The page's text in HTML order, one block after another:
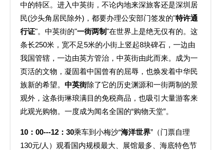
中的特区。进入中英街，不论内地来深旅客还是深圳居
民(沙头角居民除外)，都要办理公安部门签发的"特许通
行证"。中英街的"一街两制"在世界上是绝无仅有的。这
条长250米，宽不足5米的小街上竖起8块碑石，一边由
我国管辖，一边由英方管治，中英街由此而来。成为一
页活的文物，凝固着中国曾有的屈辱，也焕发着中华民
族新的希望。 中英街除了它的历史渊源和一街两制的景
观外，这条街琳琅满目的免税商品，也吸引大量游客来
此观光购物。一度成为闻名全国的“购物天堂”。
10 ： 00---12 ： 30乘车到小梅沙“海洋世界”（门票自理
130元/人）观看国内规模最大、展馆最多、海底特色节